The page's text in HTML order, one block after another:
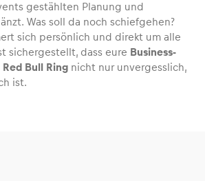
gestählten Planung und
Was soll da noch schiefgehen?
sich persönlich und direkt um alle
sichergestellt, dass eure Business-
Bull Ring nicht nur unvergesslich,
ist.